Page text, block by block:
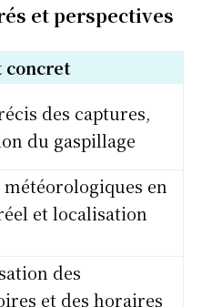
et perspectives
concret
des captures,
du gaspillage
météorologiques en
et localisation
des
et des horaires